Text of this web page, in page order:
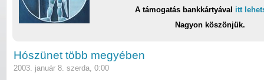
A támogatás bankkártyával itt
Nagyon köszönjük.
Hószünet több megyében
2003. január 8. szerda, 0:00